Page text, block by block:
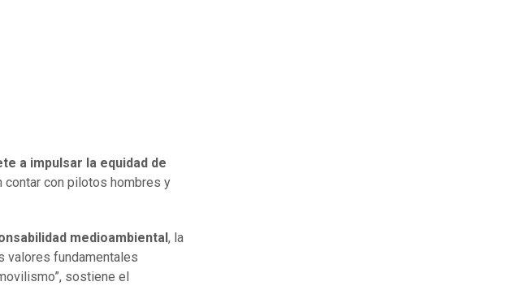
a impulsar la equidad de
con pilotos hombres y
medioambiental , la
valores fundamentales
sostiene el